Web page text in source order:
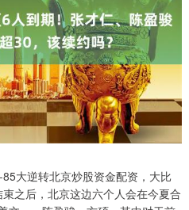
大逆转北京炒股资金配资，大比
之后，北京这边六个人会在今夏合